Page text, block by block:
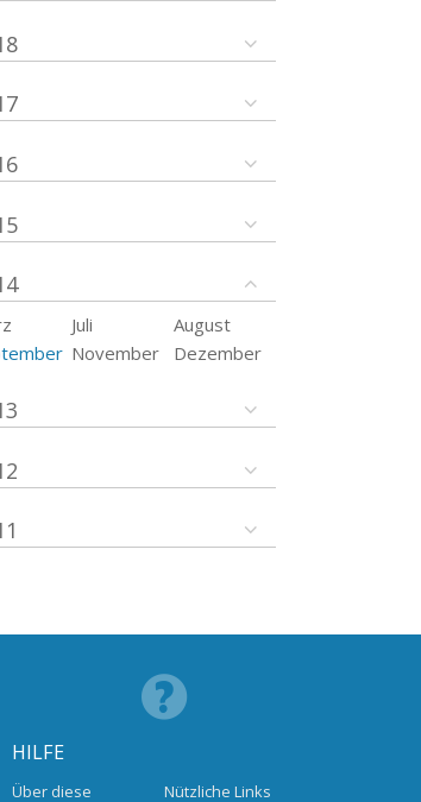
Juli
August
November Dezember
HILFE
Über diese Nützliche Links